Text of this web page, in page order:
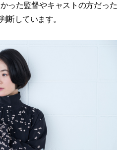
った監督やキャストの方だった
断しています。